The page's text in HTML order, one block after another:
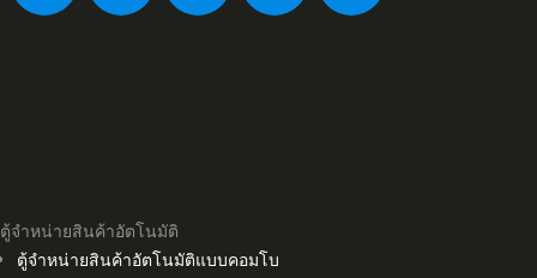
ตู้จำหน่ายสินค้าอัตโนมัติ
ตู้จำหน่ายสินค้าอัตโนมัติแบบคอมโบ